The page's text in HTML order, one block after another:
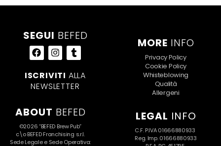
LEGAL INFO
C.F. P.IVA 01666880933
Reg. Imp. 01666880933
ABOUT BEFED
©2026 “BEFED Brew Pub”
c\o BEFED Franchising s.r.l.
Sede Legale e Sede Operativa:
MORE INFO
Privacy Policy
Cookie Policy
Whisteblowing
Qualità
Allergeni
SEGUI BEFED
ISCRIVITI ALLA
NEWSLETTER